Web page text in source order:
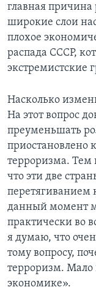
главная причина
широкие слои
плохое
распада СССР,
экстремистские
Насколько
На этот вопрос
преуменьшать
приостановлено
терроризма. Тем
что эти две
перетягиванием
данный момент
практически во
я думаю, что
тому вопросу,
терроризм. Мало
экономике».